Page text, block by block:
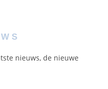
nieuws, de nieuwe